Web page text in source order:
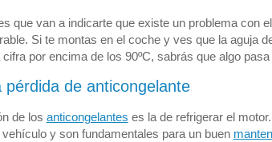
que van a indicarte que existe un problema con
Si te montas en el coche y ves que la aguja
por encima de los 90ºC, sabrás que algo
pérdida de anticongelante
de los anticongelantes es la de refrigerar el
y son fundamentales para un buen